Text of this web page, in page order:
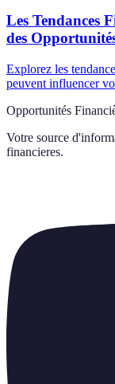
Les Tendances
des
Explorez les
peuvent influencer
Opportunités
Votre source
financieres.